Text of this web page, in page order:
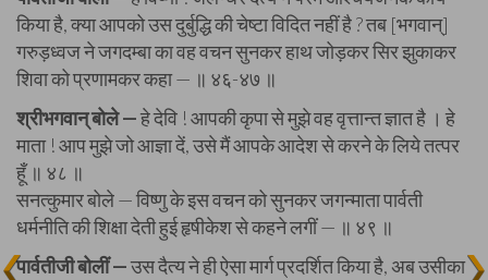
किया है, क्या आपको उस दुर्बुद्धि की चेष्टा विदित नहीं है ? तब [भगवान्]
गरुड़ध्वज ने जगदम्बा का वह वचन सुनकर हाथ जोड़कर सिर झुकाकर
शिवा को प्रणामकर कहा — ॥ ४६-४७ ॥
श्रीभगवान् बोले —हे देवि ! आपकी कृपा से मुझे वह वृत्तान्त ज्ञात है । हे
माता ! आप मुझे जो आज्ञा दें, उसे मैं आपके आदेश से करने के लिये तत्पर
हूँ ॥ ४८ ॥
सनत्कुमार बोले — विष्णु के इस वचन को सुनकर जगन्माता पार्वती
धर्मनीति की शिक्षा देती हुई हृषीकेश से कहने लगीं — ॥ ४९ ॥
पार्वतीजी बोलीं —उस दैत्य ने ही ऐसा मार्ग प्रदर्शित किया है, अब उसीका